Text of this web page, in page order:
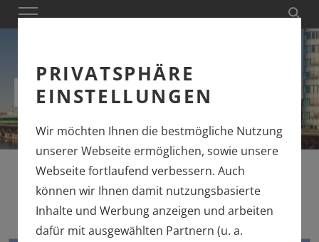
PRIVATSPHÄRE
EINSTELLUNGEN
Wir möchten Ihnen die bestmögliche Nutzung
unserer Webseite ermöglichen, sowie unsere
Webseite fortlaufend verbessern. Auch
können wir Ihnen damit nutzungsbasierte
Inhalte und Werbung anzeigen und arbeiten
dafür mit ausgewählten Partnern (u. a.